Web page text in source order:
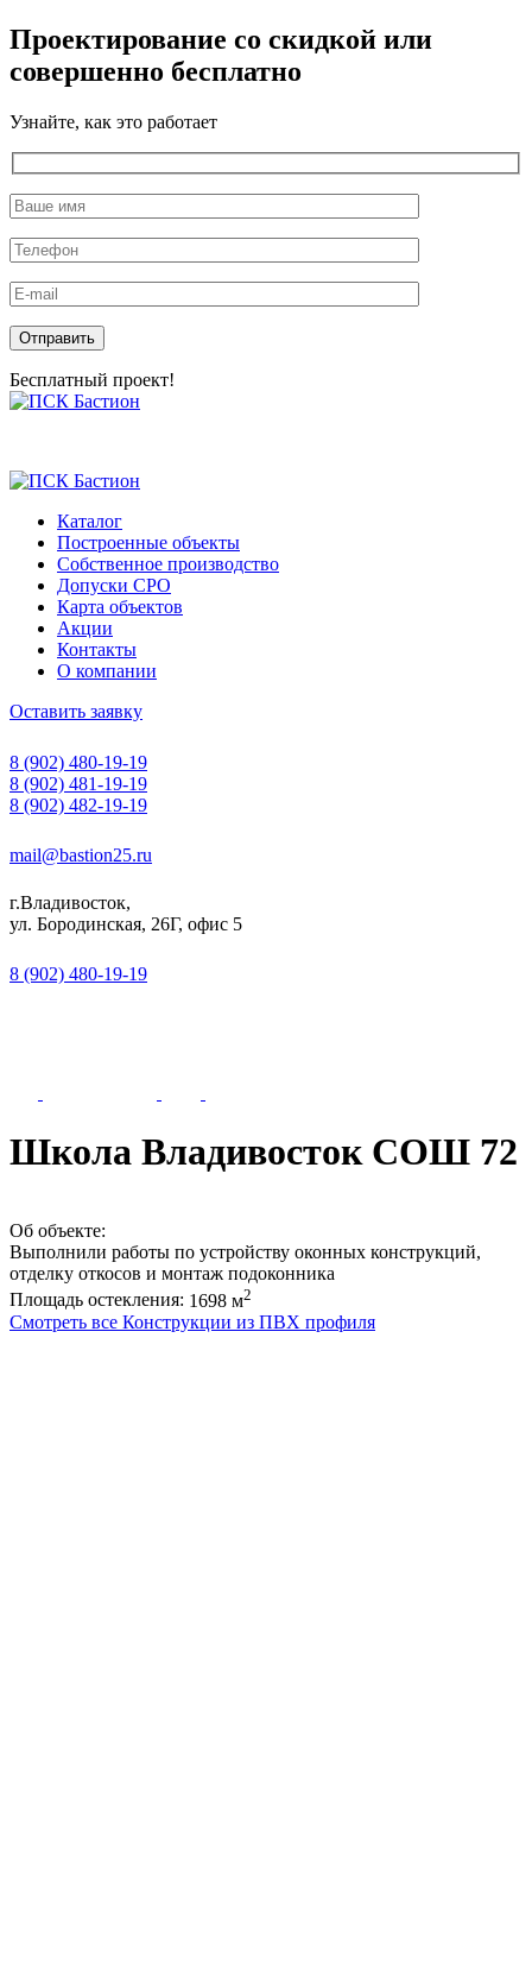
Проектирование со скидкой или
совершенно бесплатно
Узнайте, как это работает
Оставьте это поле пустым.
Бесплатный проект!
Skip
Каталог
Построенные объекты
Собственное производство
Допуски СРО
Карта объектов
Акции
Контакты
О компании
Оставить заявку
8 (902) 480-19-19
8 (902) 481-19-19
8 (902) 482-19-19
mail@bastion25.ru
г.Владивосток,
ул. Бородинская, 26Г, офис 5
8 (902) 480-19-19
Школа Владивосток СОШ 72
Об объекте:
Выполнили работы по устройству оконных конструкций,
отделку откосов и монтаж подоконника
Площадь остекления: 1698 м2
Смотреть все Конструкции из ПВХ профиля